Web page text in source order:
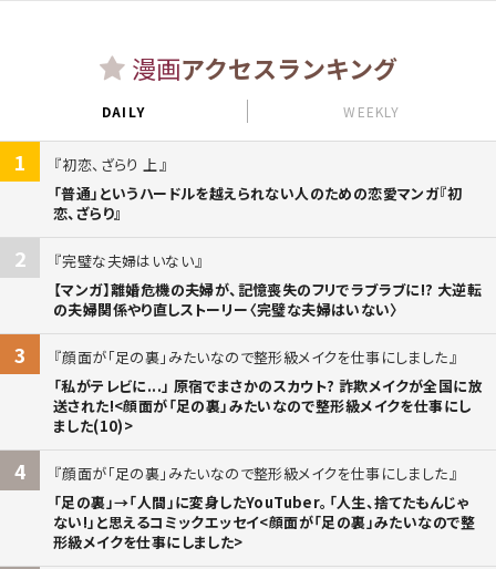
漫画アクセスランキング
DAILY WEEKLY
1
初恋、ざらり 上
「普通」というハードルを越えられない人のための恋愛マンガ『初
恋、ざらり』
2
完璧な夫婦はいない
【マンガ】離婚危機の夫婦が、記憶喪失のフリでラブラブに!? 大逆転
の夫婦関係やり直しストーリー〈完璧な夫婦はいない〉
3
顔面が「足の裏」みたいなので整形級メイクを仕事にしました
「私がテレビに...」 原宿でまさかのスカウト? 詐欺メイクが全国に放
送された!<顔面が「足の裏」みたいなので整形級メイクを仕事にし
ました(10)>
4
顔面が「足の裏」みたいなので整形級メイクを仕事にしました
「足の裏」→「人間」に変身したYouTuber。「人生、捨てたもんじゃ
ない!」と思えるコミックエッセイ<顔面が「足の裏」みたいなので整
形級メイクを仕事にしました>